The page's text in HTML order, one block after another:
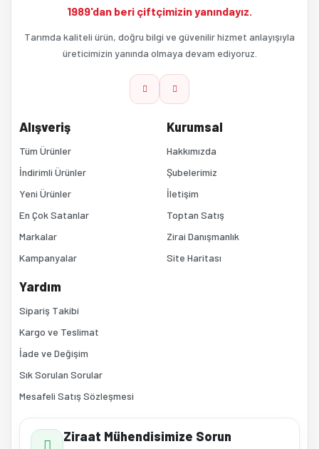
Ürün açıklamasında eksik bilgiler bulunuyor.
Bu ürüne benzer farklı alternatifler olmalı.
Gönder
1989'dan beri çiftçimizin yanındayız.
Tarımda kaliteli ürün, doğru bilgi ve güvenilir hizmet anlayışıyla
üreticimizin yanında olmaya devam ediyoruz.
Alışveriş
Tüm Ürünler
İndirimli Ürünler
Yeni Ürünler
En Çok Satanlar
Markalar
Kampanyalar
Kurumsal
Hakkımızda
Şubelerimiz
İletişim
Toptan Satış
Zirai Danışmanlık
Site Haritası
Yardım
Sipariş Takibi
Kargo ve Teslimat
İade ve Değişim
Sık Sorulan Sorular
Mesafeli Satış Sözleşmesi
Ziraat Mühendisimize Sorun